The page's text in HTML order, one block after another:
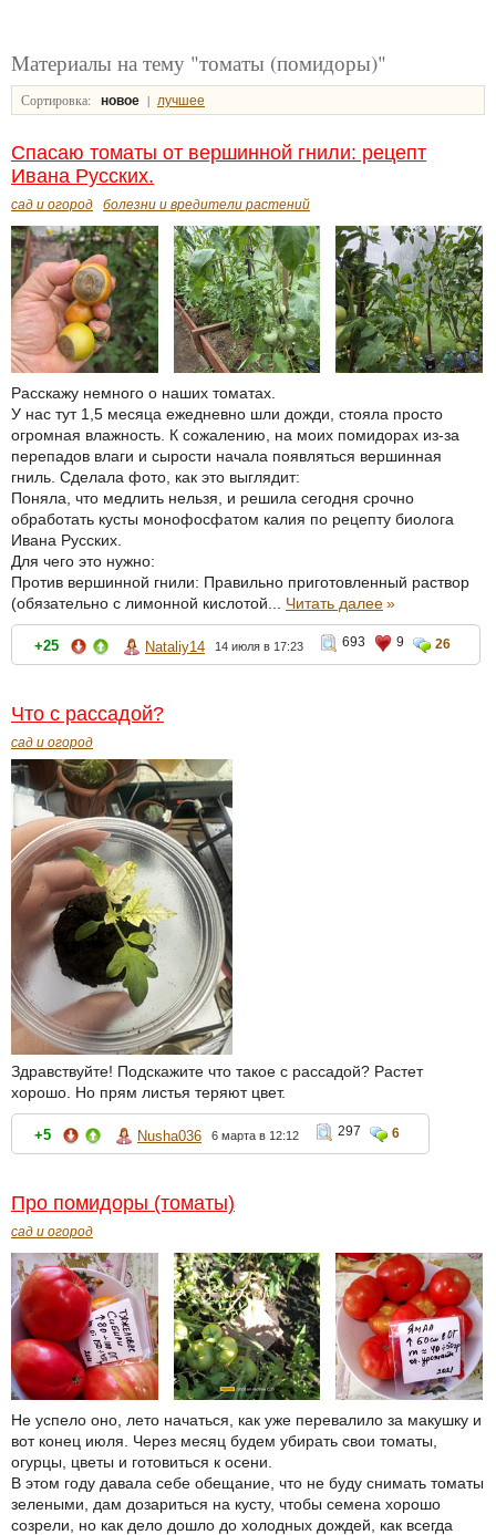
Материалы на тему "томаты (помидоры)"
Сортировка: новое | лучшее
Спасаю томаты от вершинной гнили: рецепт
Ивана Русских.
сад и огород болезни и вредители растений
Расскажу немного о наших томатах.
У нас тут 1,5 месяца ежедневно шли дожди, стояла просто
огромная влажность. К сожалению, на моих помидорах из-за
перепадов влаги и сырости начала появляться вершинная
гниль. Сделала фото, как это выглядит:
Поняла, что медлить нельзя, и решила сегодня срочно
обработать кусты монофосфатом калия по рецепту биолога
Ивана Русских.
Для чего это нужно:
Против вершинной гнили: Правильно приготовленный раствор
(обязательно с лимонной кислотой... Читать далее»
+25 Nataliy14 14 июля в 17:23 693 9 26
Что с рассадой?
сад и огород
Здравствуйте! Подскажите что такое с рассадой? Растет
хорошо. Но прям листья теряют цвет.
+5 Nusha036 6 марта в 12:12 297 6
Про помидоры (томаты)
сад и огород
Не успело оно, лето начаться, как уже перевалило за макушку и
вот конец июля. Через месяц будем убирать свои томаты,
огурцы, цветы и готовиться к осени.
В этом году давала себе обещание, что не буду снимать томаты
зелеными, дам дозариться на кусту, чтобы семена хорошо
созрели, но как дело дошло до холодных дождей, как всегда